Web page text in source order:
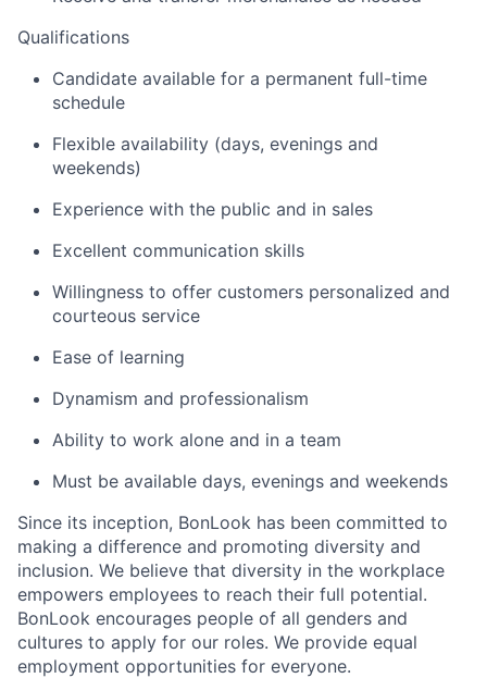
Qualifications
Candidate available for a permanent full-time
schedule
Flexible availability (days, evenings and
weekends)
Experience with the public and in sales
Excellent communication skills
Willingness to offer customers personalized and
courteous service
Ease of learning
Dynamism and professionalism
Ability to work alone and in a team
Must be available days, evenings and weekends
Since its inception, BonLook has been committed to
making a difference and promoting diversity and
inclusion. We believe that diversity in the workplace
empowers employees to reach their full potential.
BonLook encourages people of all genders and
cultures to apply for our roles. We provide equal
employment opportunities for everyone.